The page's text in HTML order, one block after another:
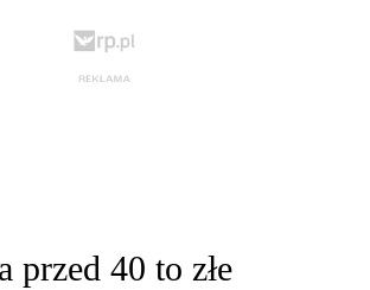
przed 40 to złe